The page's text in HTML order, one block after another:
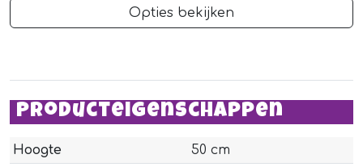
Opties bekijken
Producteigenschappen
Hoogte 50 cm